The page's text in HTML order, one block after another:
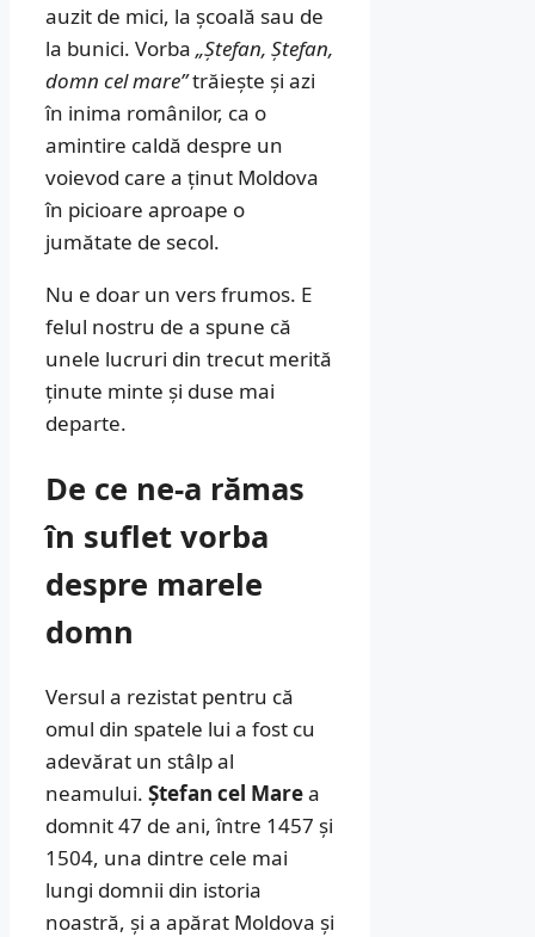
auzit de mici, la școală sau de
la bunici. Vorba „Ștefan, Ștefan,
domn cel mare”trăiește și azi
în inima românilor, ca o
amintire caldă despre un
voievod care a ținut Moldova
în picioare aproape o
jumătate de secol.
Nu e doar un vers frumos. E
felul nostru de a spune că
unele lucruri din trecut merită
ținute minte și duse mai
departe.
De ce ne-a rămas
în suflet vorba
despre marele
domn
Versul a rezistat pentru că
omul din spatele lui a fost cu
adevărat un stâlp al
neamului. Ștefan cel Marea
domnit 47 de ani, între 1457 și
1504, una dintre cele mai
lungi domnii din istoria
noastră, și a apărat Moldova și